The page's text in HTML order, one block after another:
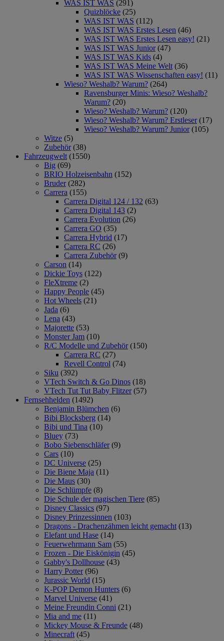
WAS IST WAS (291)
Quizblöcke (25)
WAS IST WAS (112)
WAS IST WAS Erstes Lesen (46)
WAS IST WAS Erstes Lesen easy! (21)
WAS IST WAS Junior (47)
WAS IST WAS Kids (4)
WAS IST WAS Meine Welt (36)
WAS IST WAS Wissenschaften easy! (11)
Wieso? Weshalb? Warum? (264)
Ravensburger Minis: Wieso? Weshalb?
Warum? (20)
Wieso? Weshalb? Warum? (120)
Wieso? Weshalb? Warum? Erstleser (17)
Wieso? Weshalb? Warum? Junior (105)
Witze (5)
Zubehör (38)
Fahrzeugwelt (1550)
Big (69)
BRIO Holzeisenbahn (152)
Bruder (282)
Carrera (155)
Carrera Digital 124 / 132 (63)
Carrera Digital 143 (2)
Carrera Evolution (26)
Carrera GO (35)
Carrera Hybrid (17)
Carrera RC (26)
Carrera Zubehör (9)
Carson (14)
Dickie Toys (122)
FleXtreme (2)
Happy People (45)
Hot Wheels (21)
Jada (6)
Lena (43)
Majorette (53)
Monster Jam (10)
R/C Modelle und Zubehör (150)
Carrera RC (27)
Revell Control (74)
Siku (392)
VTech Switch & Go Dinos (18)
VTech Tut Tut Baby Flitzer (57)
Fernsehhelden (1492)
Benjamin Blümchen (6)
Bibi Blocksberg (14)
Bibi und Tina (10)
Bluey (73)
Bobo Siebenschläfer (9)
Cars (10)
DC Universe (25)
Die Biene Maja (11)
Die Maus (30)
Die Schlümpfe (8)
Die Schule der magischen Tiere (85)
Disney Classics (97)
Disney Prinzessinnen (103)
Dragons - Drachenzähmen leicht gemacht (13)
Elefant und Hase (14)
Feuerwehrmann Sam (55)
Frozen - Die Eiskönigin (45)
Gabby's Dollhouse (43)
Harry Potter (96)
Jurassic World (15)
K-POP Demon Hunters (6)
Marvel Universe (41)
Meine Freundin Conni (21)
Mia and me (11)
Mickey Mouse & Freunde (48)
Minecraft (45)